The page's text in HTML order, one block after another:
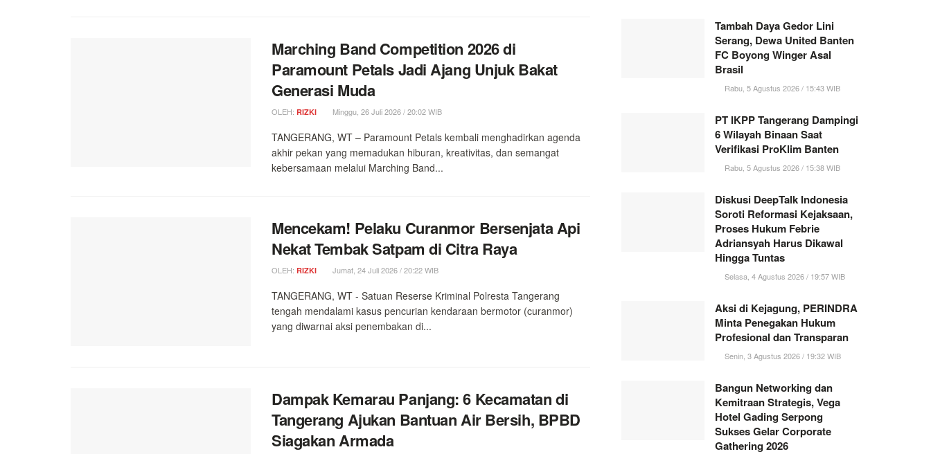
Marching Band Competition 2026 di
Paramount Petals Jadi Ajang Unjuk Bakat
Generasi Muda
OLEH: RIZKI Minggu, 26 Juli 2026 / 20:02 WIB
TANGERANG, WT – Paramount Petals kembali menghadirkan agenda
akhir pekan yang memadukan hiburan, kreativitas, dan semangat
kebersamaan melalui Marching Band...
Mencekam! Pelaku Curanmor Bersenjata Api
Nekat Tembak Satpam di Citra Raya
OLEH: RIZKI Jumat, 24 Juli 2026 / 20:22 WIB
TANGERANG, WT - Satuan Reserse Kriminal Polresta Tangerang
tengah mendalami kasus pencurian kendaraan bermotor (curanmor)
yang diwarnai aksi penembakan di...
Dampak Kemarau Panjang: 6 Kecamatan di
Tangerang Ajukan Bantuan Air Bersih, BPBD
Siagakan Armada
Tambah Daya Gedor Lini
Serang, Dewa United Banten
FC Boyong Winger Asal
Brasil
Rabu, 5 Agustus 2026 / 15:43 WIB
PT IKPP Tangerang Dampingi
6 Wilayah Binaan Saat
Verifikasi ProKlim Banten
Rabu, 5 Agustus 2026 / 15:38 WIB
Diskusi DeepTalk Indonesia
Soroti Reformasi Kejaksaan,
Proses Hukum Febrie
Adriansyah Harus Dikawal
Hingga Tuntas
Selasa, 4 Agustus 2026 / 19:57 WIB
Aksi di Kejagung, PERINDRA
Minta Penegakan Hukum
Profesional dan Transparan
Senin, 3 Agustus 2026 / 19:32 WIB
Bangun Networking dan
Kemitraan Strategis, Vega
Hotel Gading Serpong
Sukses Gelar Corporate
Gathering 2026